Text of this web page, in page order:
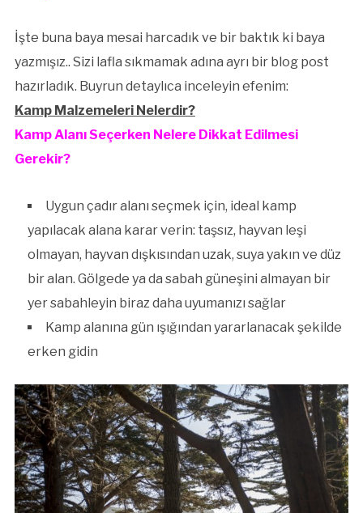
İşte buna baya mesai harcadık ve bir baktık ki baya
yazmışız.. Sizi lafla sıkmamak adına ayrı bir blog post
hazırladık. Buyrun detaylıca inceleyin efenim:
Kamp Malzemeleri Nelerdir?
Kamp Alanı Seçerken Nelere Dikkat Edilmesi
Gerekir?
Uygun çadır alanı seçmek için, ideal kamp
yapılacak alana karar verin: taşsız, hayvan leşi
olmayan, hayvan dışkısından uzak, suya yakın ve düz
bir alan. Gölgede ya da sabah güneşini almayan bir
yer sabahleyin biraz daha uyumanızı sağlar
Kamp alanına gün ışığından yararlanacak şekilde
erken gidin